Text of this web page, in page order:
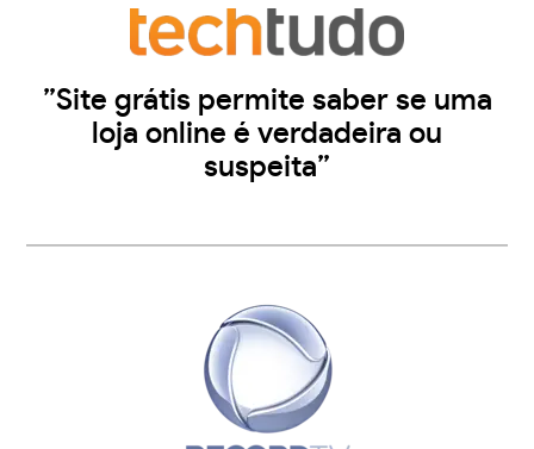
”Site grátis permite saber se uma
loja online é verdadeira ou
suspeita”